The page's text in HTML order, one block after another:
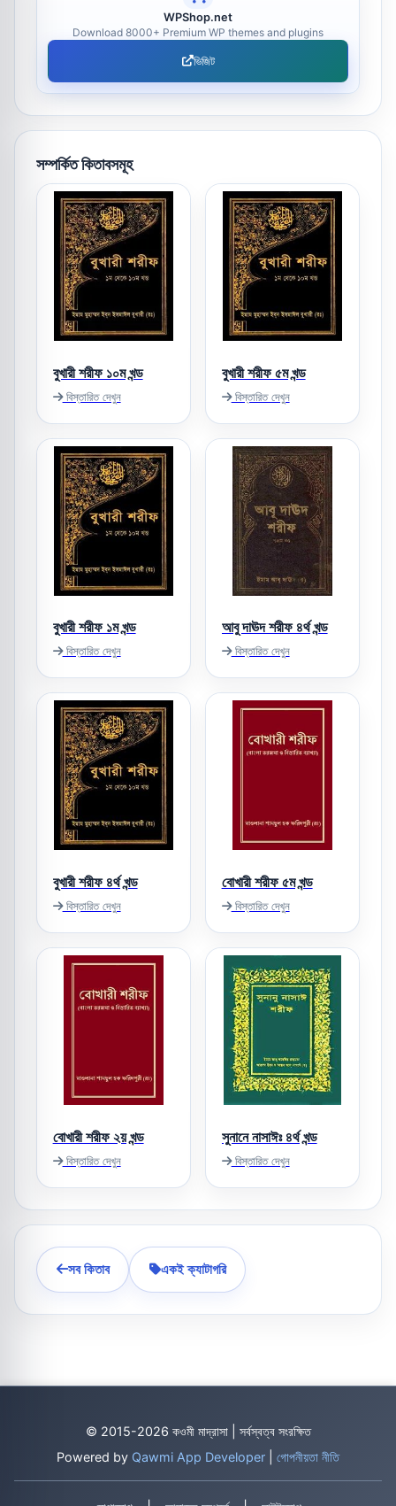
WPShop.net
Download 8000+ Premium WP themes and plugins
ভিজিট
সম্পর্কিত কিতাবসমূহ
বুখারী শরীফ ১০ম খন্ড
বিস্তারিত দেখুন
বুখারী শরীফ ৫ম খন্ড
বিস্তারিত দেখুন
বুখারী শরীফ ১ম খন্ড
বিস্তারিত দেখুন
আবু দাঊদ শরীফ ৪র্থ খন্ড
বিস্তারিত দেখুন
বুখারী শরীফ ৪র্থ খন্ড
বিস্তারিত দেখুন
বোখারী শরীফ ৫ম খন্ড
বিস্তারিত দেখুন
বোখারী শরীফ ২য় খন্ড
বিস্তারিত দেখুন
সুনানে নাসাঈঃ ৪র্থ খন্ড
বিস্তারিত দেখুন
সব কিতাব একই ক্যাটাগরি
© 2015-2026 কওমী মাদ্রাসা | সর্বস্বত্ব সংরক্ষিত
Powered by Qawmi App Developer গোপনীয়তা নীতি